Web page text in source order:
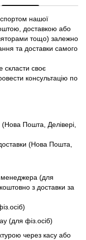
нашої
доставкою або
тощо) залежно
та доставки самого
скласти своє
консультацію по
Пошта, Делівері,
(Нова Пошта,
менеджера (для
з доставки за
(для фіз.осіб)
через касу або